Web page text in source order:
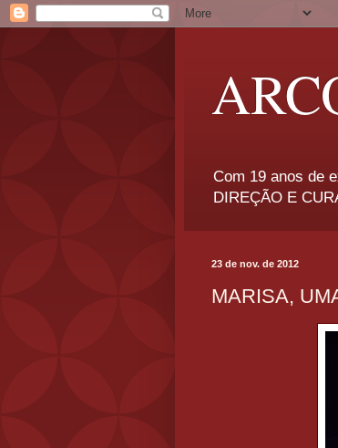
Com 19 anos de
DIREÇÃO E
23 de nov. de 2012
MARISA,